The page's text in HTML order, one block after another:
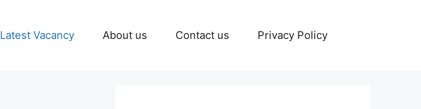
Latest Vacancy About us Contact us Privacy Policy